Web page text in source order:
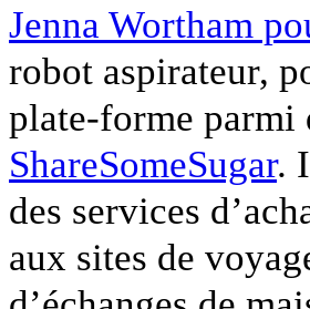
Jenna Wortham
robot aspirateur,
plate-forme parmi
ShareSomeSugar.
des services
aux sites de